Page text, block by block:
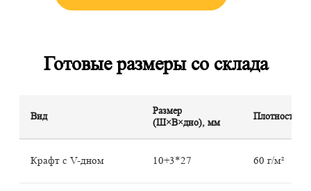
Готовые размеры со склада
Вид
Размер
(Ш×В×дно), мм
Плотность
Крафт с V-дном 10+3*27 60 г/м²